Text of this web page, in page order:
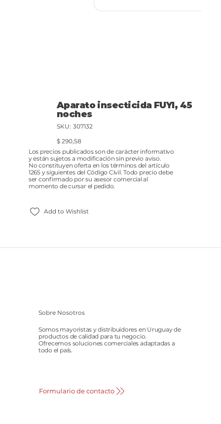
Aparato insecticida FUYI, 45
noches
SKU: SKU
307132
Precio
$ 290,58
Add to Wishlist
Los precios publicados son de carácter informativo
y están sujetos a modificación sin previo aviso.
No constituyen oferta en los términos del artículo
1265 y siguientes del Código Civil. Todo precio debe
ser confirmado por su asesor comercial al
momento de cursar el pedido.
Sobre Nosotros
Somos mayoristas y distribuidores en Uruguay de
productos de calidad para tu negocio.
Ofrecemos soluciones comerciales adaptadas a
todo el país.
Formulario de contacto